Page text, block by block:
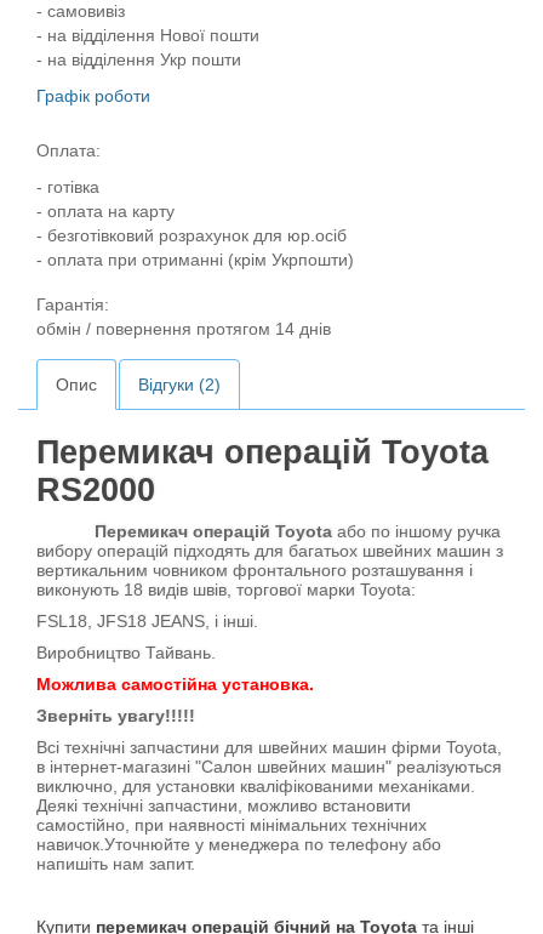
- самовивіз
- на відділення Нової пошти
- на відділення Укр пошти
Графік роботи
Оплата:
- готівка
- оплата на карту
- безготівковий розрахунок для юр.осіб
- оплата при отриманні (крім Укрпошти)
Гарантія:
обмін / повернення протягом 14 днів
Опис Відгуки (2)
Перемикач операцій Toyota
RS2000
Перемикач операцій Toyota або по іншому ручка
вибору операцій підходять для багатьох швейних машин з
вертикальним човником фронтального розташування і
виконують 18 видів швів, торгової марки Toyota:
FSL18, JFS18 JEANS, і інші.
Виробництво Тайвань.
Можлива самостійна установка.
Зверніть увагу!!!!!
Всі технічні запчастини для швейних машин фірми Toyota,
в інтернет-магазині "Салон швейних машин" реалізуються
виключно, для установки кваліфікованими механіками.
Деякі технічні запчастини, можливо встановити
самостійно, при наявності мінімальних технічних
навичок.Уточнюйте у менеджера по телефону або
напишіть нам запит.
Купити перемикач операцій бічний на Toyota та інші